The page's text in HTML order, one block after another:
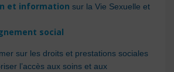
et information sur la Vie Sexuelle et
social
sur les droits et prestations sociales
l’accès aux soins et aux